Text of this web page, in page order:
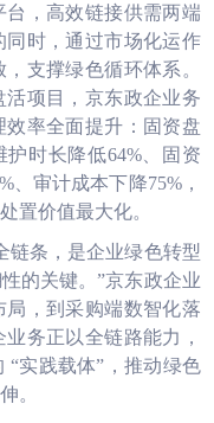
，高效链接供需两端
时，通过市场化运作
支撑绿色循环体系。
项目，京东政企业务
率全面提升：固资盘
时长降低64%、固资
、审计成本下降75%，
置价值最大化。
条，是企业绿色转型
的关键。”京东政企业
，到采购端数智化落
务正以全链路能力，
“实践载体”，推动绿色
。